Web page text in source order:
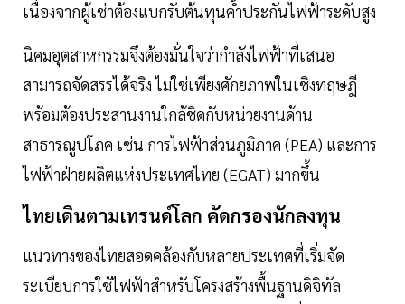
เนื่องจากผู้เช่าต้องแบกรับต้นทุนค้ำประกันไฟฟ้าระดับสูง
นิคมอุตสาหกรรมจึงต้องมั่นใจว่ากำลังไฟฟ้าที่เสนอ
สามารถจัดสรรได้จริง ไม่ใช่เพียงศักยภาพในเชิงทฤษฎี
พร้อมต้องประสานงานใกล้ชิดกับหน่วยงานด้าน
สาธารณูปโภค เช่น การไฟฟ้าส่วนภูมิภาค (PEA) และการ
ไฟฟ้าฝ่ายผลิตแห่งประเทศไทย (EGAT) มากขึ้น
ไทยเดินตามเทรนด์โลก คัดกรองนักลงทุน
แนวทางของไทยสอดคล้องกับหลายประเทศที่เริ่มจัด
ระเบียบการใช้ไฟฟ้าสำหรับโครงสร้างพื้นฐานดิจิทัล